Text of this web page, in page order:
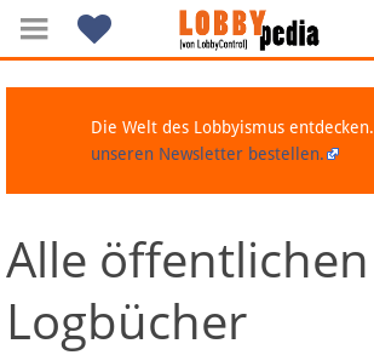
Navigation
Über Lobbypedia
Die Welt des Lobbyismus entdecken.
unseren Newsletter bestellen.
Alle öffentlichen
Logbücher